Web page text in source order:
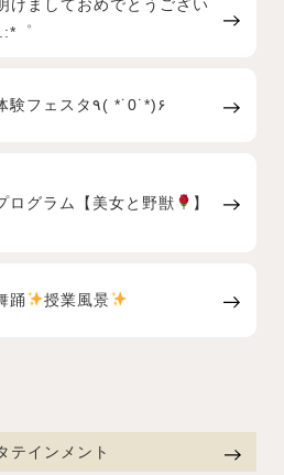
けましておめでとうござい
゜
職業体験フェスタ٩( *˙0˙*)۶
ログラム【美女と野獣 】
踊 授業風景
テインメント